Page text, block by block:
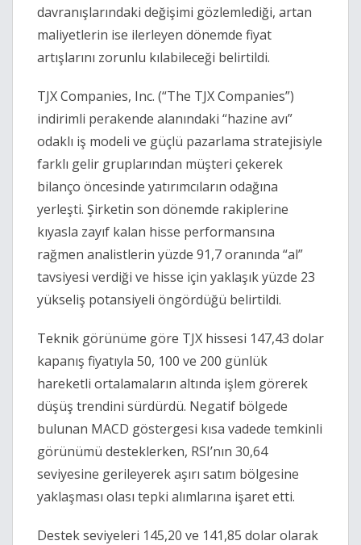
davranışlarındaki değişimi gözlemlediği, artan
maliyetlerin ise ilerleyen dönemde fiyat
artışlarını zorunlu kılabileceği belirtildi.
TJX Companies, Inc. (“The TJX Companies”)
indirimli perakende alanındaki “hazine avı”
odaklı iş modeli ve güçlü pazarlama stratejisiyle
farklı gelir gruplarından müşteri çekerek
bilanço öncesinde yatırımcıların odağına
yerleşti. Şirketin son dönemde rakiplerine
kıyasla zayıf kalan hisse performansına
rağmen analistlerin yüzde 91,7 oranında “al”
tavsiyesi verdiği ve hisse için yaklaşık yüzde 23
yükseliş potansiyeli öngördüğü belirtildi.
Teknik görünüme göre TJX hissesi 147,43 dolar
kapanış fiyatıyla 50, 100 ve 200 günlük
hareketli ortalamaların altında işlem görerek
düşüş trendini sürdürdü. Negatif bölgede
bulunan MACD göstergesi kısa vadede temkinli
görünümü desteklerken, RSI’nın 30,64
seviyesine gerileyerek aşırı satım bölgesine
yaklaşması olası tepki alımlarına işaret etti.
Destek seviyeleri 145,20 ve 141,85 dolar olarak